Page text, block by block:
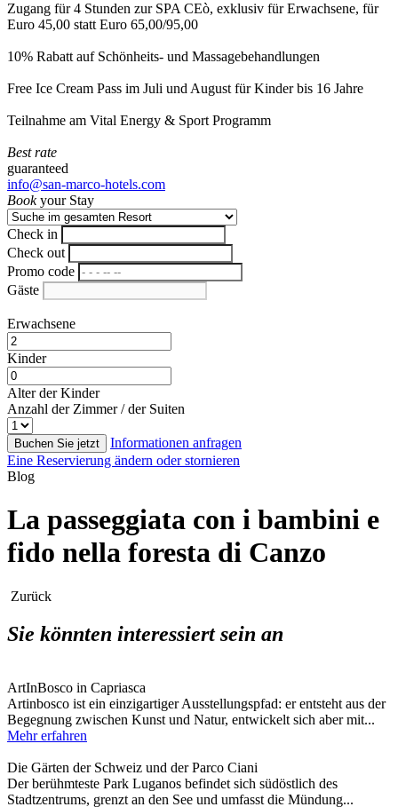
Zugang für 4 Stunden zur SPA CEò, exklusiv für Erwachsene, für
Euro 45,00 statt Euro 65,00/95,00
10% Rabatt auf Schönheits- und Massagebehandlungen
Free Ice Cream Pass im Juli und August für Kinder bis 16 Jahre
Teilnahme am Vital Energy & Sport Programm
Best rate
guaranteed
info@san-marco-hotels.com
Bookyour Stay
Check in
Check out
Promo code
Gäste
Erwachsene
Kinder
Alter der Kinder
Anzahl der Zimmer / der Suiten
Buchen Sie jetzt
Informationen anfragen
Eine Reservierung ändern oder stornieren
Blog
La passeggiata con i bambini e
fido nella foresta di Canzo
Zurück
Sie könnten interessiert sein an
ArtInBosco in Capriasca
Artinbosco ist ein einzigartiger Ausstellungspfad: er entsteht aus der
Begegnung zwischen Kunst und Natur, entwickelt sich aber mit...
Mehr erfahren
Die Gärten der Schweiz und der Parco Ciani
Der berühmteste Park Luganos befindet sich südöstlich des
Stadtzentrums, grenzt an den See und umfasst die Mündung...